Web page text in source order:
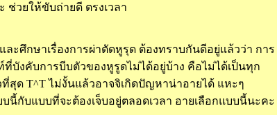
วยให้ขับถ่ายดี ตรงเวลา
ศึกษาเรื่องการผ่าตัดหูรุด ต้องทราบกันดีอยู่แล้วว่า การ
บังคับการบีบตัวของหูรูดไม่ได้อยู่บ้าง คือไม่ได้เป็นทุก
ที่สุด T^T ไม่งั้นแล้วอาจจิเกิดปัญหาน่าอายได้ แหะๆ
นี้กับแบบที่จะต้องเจ็บอยู่ตลอดเวลา อายเลือกแบบนี้นะคะ